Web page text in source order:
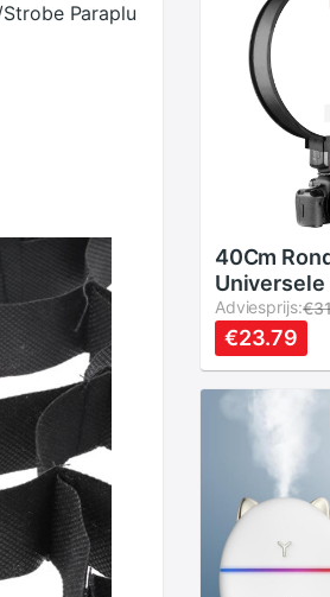
Paraplu
40Cm
Speedlight
Flash
Soft Box
Adviesprijs:
€23.79